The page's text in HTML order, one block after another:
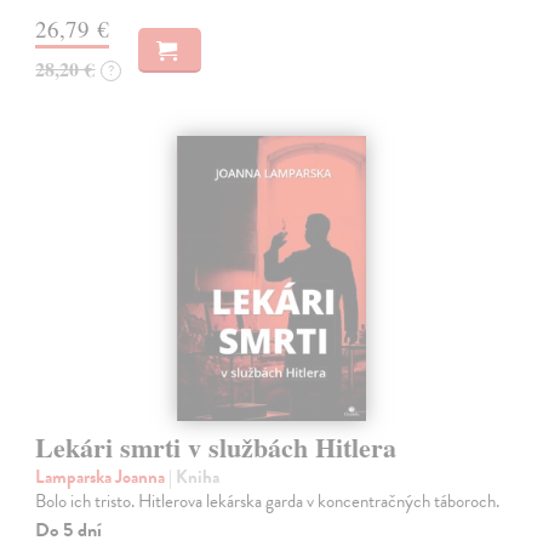
26,79 €
28,20 € ?
Lekári smrti v službách Hitlera
Lamparska Joanna| Kniha
Bolo ich tristo. Hitlerova lekárska garda v koncentračných táboroch.
Do 5 dní